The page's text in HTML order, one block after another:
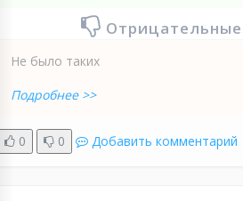
Не было таких
Подробнее >>
0 0 Добавить комментарий